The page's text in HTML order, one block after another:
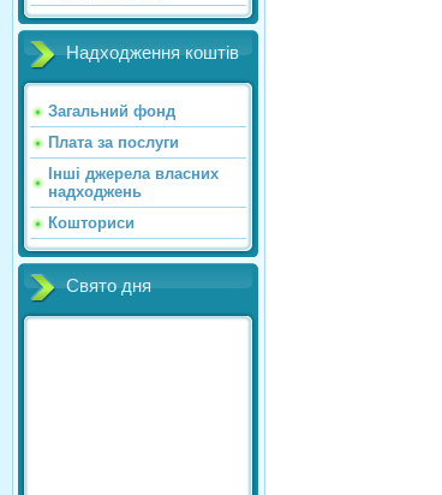
Надходження коштів
Загальний фонд
Плата за послуги
Інші джерела власних
надходжень
Кошториси
Свято дня